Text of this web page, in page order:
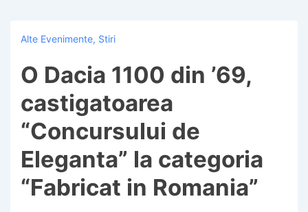
Alte Evenimente, Stiri
O Dacia 1100 din ’69,
castigatoarea
“Concursului de
Eleganta” la categoria
“Fabricat in Romania”